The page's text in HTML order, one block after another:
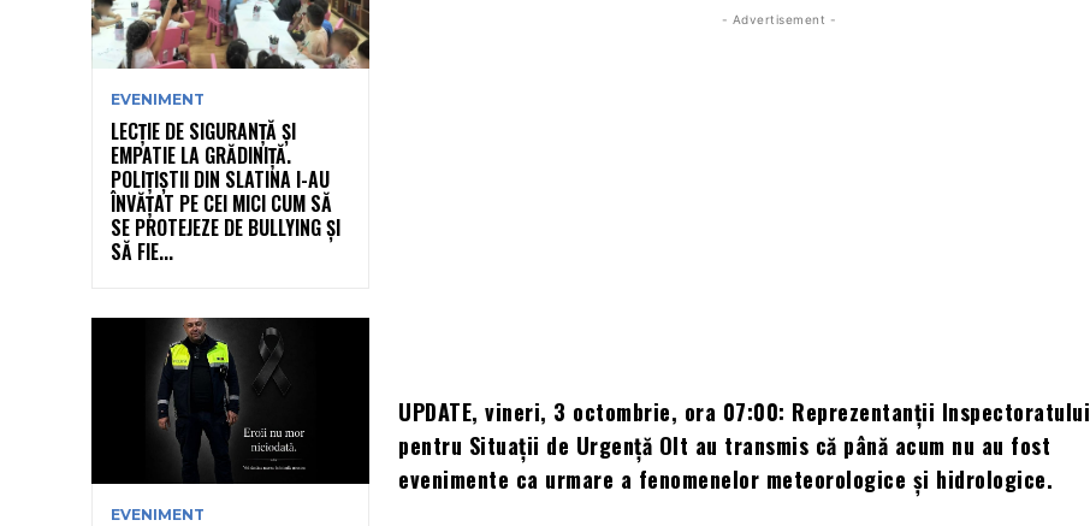
EVENIMENT
LECȚIE DE SIGURANȚĂ ȘI
EMPATIE LA GRĂDINIȚĂ.
POLIȚIȘTII DIN SLATINA I-AU
ÎNVĂȚAT PE CEI MICI CUM SĂ
SE PROTEJEZE DE BULLYING ȘI
SĂ FIE...
EVENIMENT
- Advertisement -
UPDATE, vineri, 3 octombrie, ora 07:00: Reprezentanții Inspectoratului
pentru Situații de Urgență Olt au transmis că până acum nu au fost
evenimente ca urmare a fenomenelor meteorologice și hidrologice.